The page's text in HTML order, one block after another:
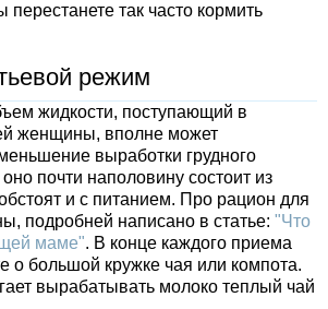
так часто кормить
режим
жидкости, поступающий в
женщины, вполне может
выработки грудного
почти наполовину состоит из
и с питанием. Про рацион для
подробней написано в статье: "Что
маме". В конце каждого приема
о большой кружке чая или компота.
вырабатывать молоко теплый чай